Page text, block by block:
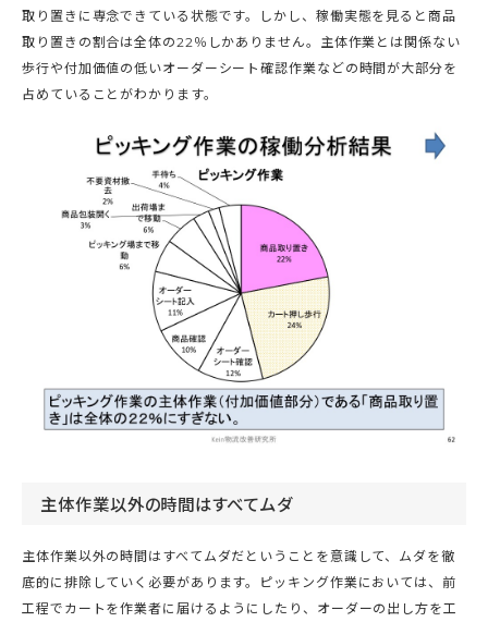
取り置きに専念できている状態です。しかし、稼働実態を見ると商品
取り置きの割合は全体の22％しかありません。主体作業とは関係ない
歩行や付加価値の低いオーダーシート確認作業などの時間が大部分を
占めていることがわかります。
主体作業以外の時間はすべてムダ
主体作業以外の時間はすべてムダだということを意識して、ムダを徹
底的に排除していく必要があります。ピッキング作業においては、前
工程でカートを作業者に届けるようにしたり、オーダーの出し方を工